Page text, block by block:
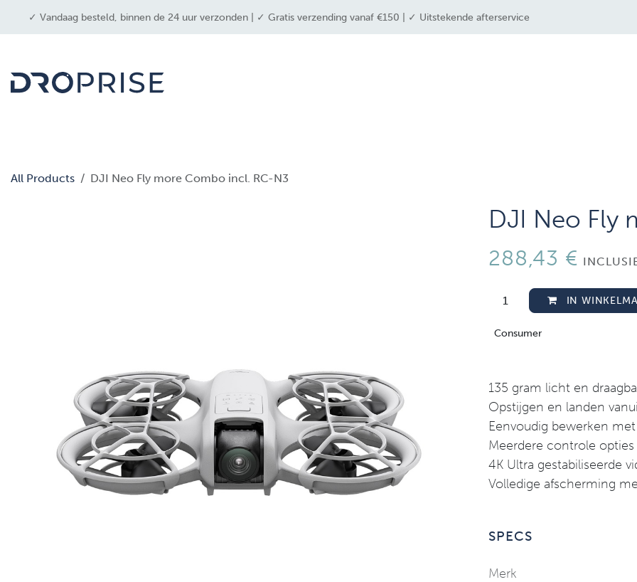
✓ Vandaag besteld, binnen de 24 uur verzonden | ✓ Gratis verzending vanaf €150 | ✓ Uitstekende afterservice
All Products DJI Neo Fly more Combo incl. RC-N3
DJI Neo Fly
288,43 €
IN
Consumer
135 gram licht en
Opstijgen en landen
Eenvoudig bewerken
Meerdere controle opties
4K Ultra gestabiliseerde
Volledige afscherming
SPECS
Merk